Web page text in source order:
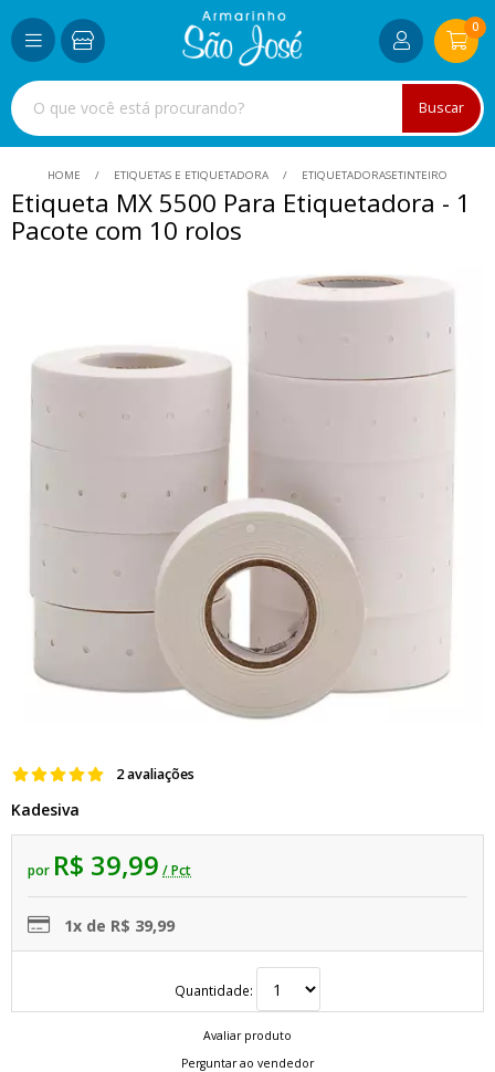
Buscar
0
HOME ETIQUETAS E ETIQUETADORA ETIQUETADORASETINTEIRO
Etiqueta MX 5500 Para Etiquetadora - 1
Pacote com 10 rolos
2 avaliações
Kadesiva
por R$ 39,99 / Pct
1x de R$ 39,99
Quantidade:
Avaliar produto
Perguntar ao vendedor